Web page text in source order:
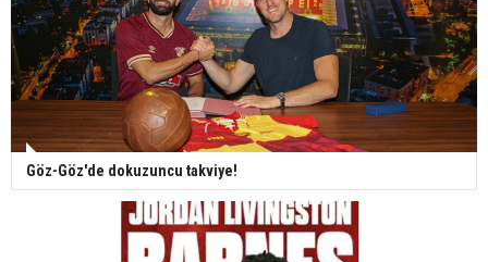
Göz-Göz'de dokuzuncu takviye!